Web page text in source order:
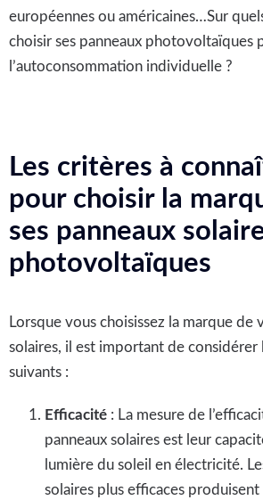
européennes ou américaines…Sur
choisir ses panneaux photovoltaïques
l’autoconsommation individuelle ?
Les critères à
pour choisir la
ses panneaux
photovoltaïques
Lorsque vous choisissez la marque de
solaires, il est important de considérer
suivants :
Efficacité: La mesure de
panneaux solaires est leur
lumière du soleil en électricité.
solaires plus efficaces produisent